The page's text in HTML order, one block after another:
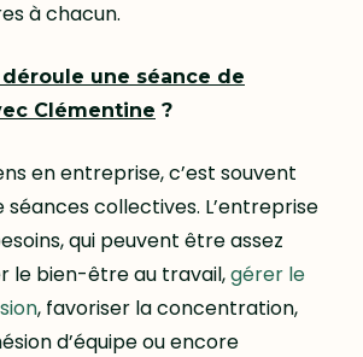
à chacun.
une séance de
Clémentine ?
en entreprise, c’est souvent
collectives. L’entreprise
qui peuvent être assez
le bien-être au travail,gérer le
, favoriser la concentration,
d’équipe ou encore